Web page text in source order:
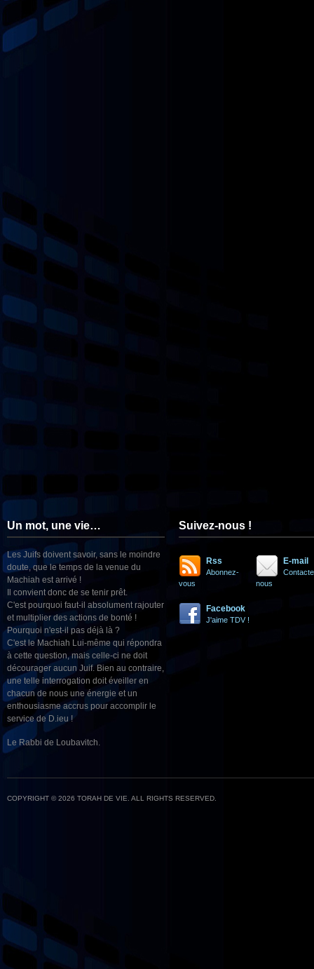
Un mot, une vie…
Les Juifs doivent savoir, sans le moindre
doute, que le temps de la venue du
Machiah est arrivé !
Il convient donc de se tenir prêt.
C'est pourquoi faut-il absolument rajouter
et multiplier des actions de bonté !
Pourquoi n'est-il pas déjà là ?
C'est le Machiah Lui-même qui répondra
à cette question, mais celle-ci ne doit
décourager aucun Juif. Bien au contraire,
une telle interrogation doit éveiller en
chacun de nous une énergie et un
enthousiasme accrus pour accomplir le
service de D.ieu !
Le Rabbi de Loubavitch.
Suivez-nous !
Rss
Abonnez-
vous
E-mail
nous
Facebook
J'aime TDV !
COPYRIGHT © 2026 TORAH DE VIE. ALL RIGHTS RESERVED.